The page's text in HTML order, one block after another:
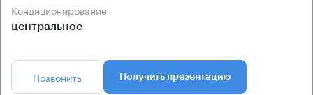
Кондиционирование
центральное
Позвонить Получить презентацию